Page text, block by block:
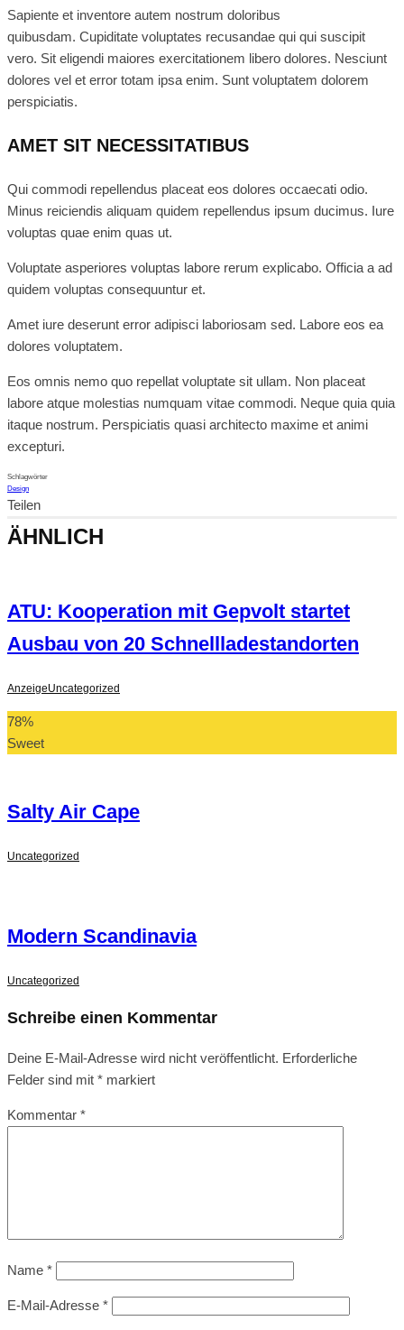
Sapiente et inventore autem nostrum doloribus
quibusdam. Cupiditate voluptates recusandae qui qui suscipit
vero. Sit eligendi maiores exercitationem libero dolores. Nesciunt
dolores vel et error totam ipsa enim. Sunt voluptatem dolorem
perspiciatis.
AMET SIT NECESSITATIBUS
Qui commodi repellendus placeat eos dolores occaecati odio.
Minus reiciendis aliquam quidem repellendus ipsum ducimus. Iure
voluptas quae enim quas ut.
Voluptate asperiores voluptas labore rerum explicabo. Officia a ad
quidem voluptas consequuntur et.
Amet iure deserunt error adipisci laboriosam sed. Labore eos ea
dolores voluptatem.
Eos omnis nemo quo repellat voluptate sit ullam. Non placeat
labore atque molestias numquam vitae commodi. Neque quia quia
itaque nostrum. Perspiciatis quasi architecto maxime et animi
excepturi.
Schlagwörter
Design
Teilen
ÄHNLICH
ATU: Kooperation mit Gepvolt startet
Ausbau von 20 Schnellladestandorten
AnzeigeUncategorized
78%
Sweet
Salty Air Cape
Uncategorized
Modern Scandinavia
Uncategorized
Schreibe einen Kommentar
Deine E-Mail-Adresse wird nicht veröffentlicht. Erforderliche
Felder sind mit * markiert
Kommentar *
Name *
E-Mail-Adresse *